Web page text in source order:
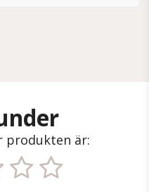
produkten är: